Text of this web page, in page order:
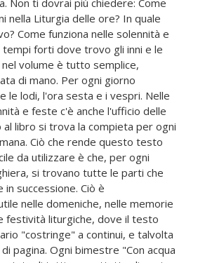
nella Liturgia delle ore? In quale
Come funziona nelle solennità e
tempi forti dove trovo gli inni e le
volume è tutto semplice,
di mano. Per ogni giorno
le lodi, l'ora sesta e i vespri. Nelle
e feste c'è anche l'ufficio delle
libro si trova la compieta per ogni
Ciò che rende questo testo
da utilizzare è che, per ogni
si trovano tutte le parti che
successione. Ciò è
nelle domeniche, nelle memorie
festività liturgiche, dove il testo
"costringe" a continui, e talvolta
pagina. Ogni bimestre "Con acqua